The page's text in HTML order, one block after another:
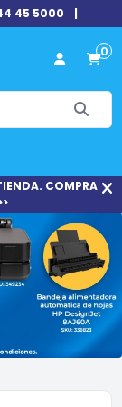
45 5000 |
0
COMPRA